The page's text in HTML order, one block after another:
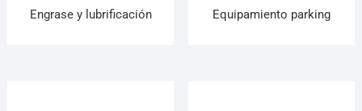
Engrase y lubrificación Equipamiento parking